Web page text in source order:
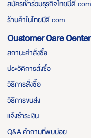
สมัครเข้าร่วมธุรกิจไทยมีดี.com
ร้านค้าในไทยมีดี.com
Customer Care Center
สถานะคำสั่งซื้อ
ประวัติการสั่งซื้อ
วิธีการสั่งซื้อ
วิธีการขนส่ง
แจ้งชำระเงิน
Q&A คำถามที่พบบ่อย